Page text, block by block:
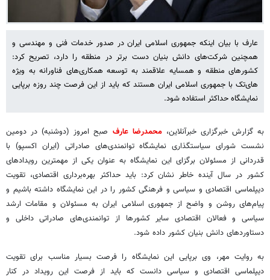
عارف با بیان اینکه جمهوری اسلامی ایران در صدور خدمات فنی و مهندسی و
همچنین شرکت‌های دانش بنیان دست برتر در منطقه را دارد، تصریح کرد:
کشورهای منطقه و همسایه علاقمند به توسعه همکاری‌های فناورانه به ویژه
های‌تک با جمهوری اسلامی ایران هستند که باید از این فرصت چند روزه برپایی
نمایشگاه حداکثر استفاده شود.
به گزارش خبرگزاری خبرآنلاین،محمدرضا عارف صبح امروز (دوشنبه) در دومین
نشست شورای سیاستگذاری نمایشگاه توانمندی‌های صادراتی (ایران اکسپو) با
قدردانی از مسئولان برگزای این نمایشگاه به عنوان یکی از مهمترین رویدادهای
کشور در سال آینده خاطر نشان کرد: باید حداکثر بهره‌برداری اقتصادی، تقویت
دیپلماسی اقتصادی و سیاسی و فرهنگی کشور را در این نمایشگاه داشته باشیم و
پیام‌های روشن و واضح از جمهوری اسلامی ایران به مسئولان و مقامات ارشد
سیاسی و فعالان اقتصادی سایر کشورها از توانمندی‌های صادراتی داخلی و
دستاوردهای دانش بنیان کشور داده شود.
به روایت مهر، وی برپایی این نمایشگاه را فرصت بسیار مناسب برای تقویت
دیپلماسی اقتصادی و سیاسی دانست که باید از فرصت این رویداد در کنار